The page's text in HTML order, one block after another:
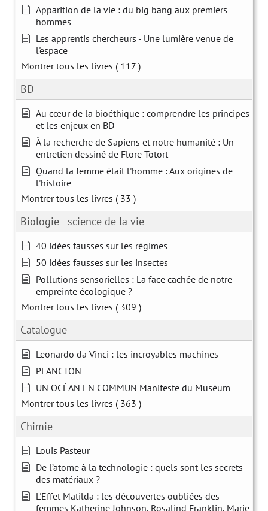
Apparition de la vie : du big bang aux premiers
hommes
Les apprentis chercheurs - Une lumière venue de
l'espace
Montrer tous les livres ( 117 )
BD
Au cœur de la bioéthique : comprendre les principes
et les enjeux en BD
À la recherche de Sapiens et notre humanité : Un
entretien dessiné de Flore Totort
Quand la femme était l'homme : Aux origines de
l'histoire
Montrer tous les livres ( 33 )
Biologie - science de la vie
40 idées fausses sur les régimes
50 idées fausses sur les insectes
Pollutions sensorielles : La face cachée de notre
empreinte écologique ?
Montrer tous les livres ( 309 )
Catalogue
Leonardo da Vinci : les incroyables machines
PLANCTON
UN OCÉAN EN COMMUN Manifeste du Muséum
Montrer tous les livres ( 363 )
Chimie
Louis Pasteur
De l’atome à la technologie : quels sont les secrets
des matériaux ?
L'Effet Matilda : les découvertes oubliées des
femmes Katherine Johnson, Rosalind Franklin, Marie